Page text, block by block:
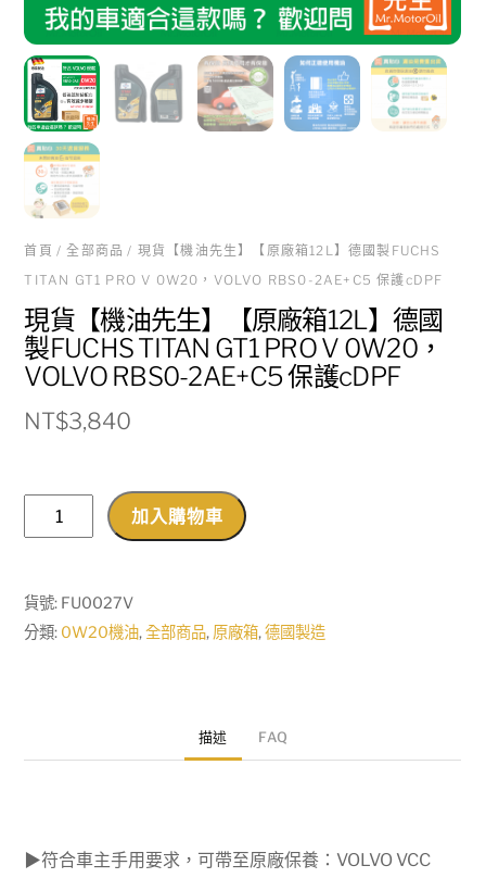
首頁 /全部商品 / 現貨【機油先生】【原廠箱12L】德國製FUCHS
TITAN GT1 PRO V 0W20，VOLVO RBS0-2AE+C5 保護cDPF
現貨【機油先生】【原廠箱12L】德國
製FUCHS TITAN GT1 PRO V 0W20，
VOLVO RBS0-2AE+C5 保護cDPF
NT$3,840
貨
油
先
製
加入購物車
貨號: FU0027V
分類: 0W20機油,全部商品, 原廠箱,德國製造
描述 FAQ
▶符合車主手用要求，可帶至原廠保養：VOLVO VCC